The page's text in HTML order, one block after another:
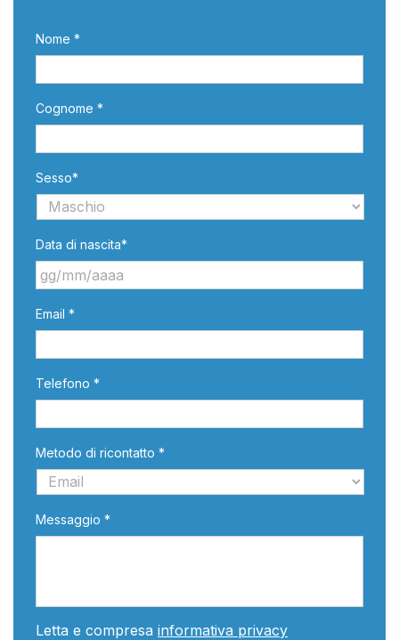
Nome *
Cognome *
Sesso*
Data di nascita*
slash
MM
slash
AAAA
Email *
Telefono *
Metodo di ricontatto *
Messaggio *
Letta e compresa informativa privacy